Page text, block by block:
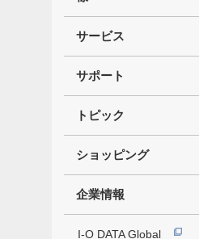
サービス
サポート
トピック
ショッピング
企業情報
I-O DATA Global